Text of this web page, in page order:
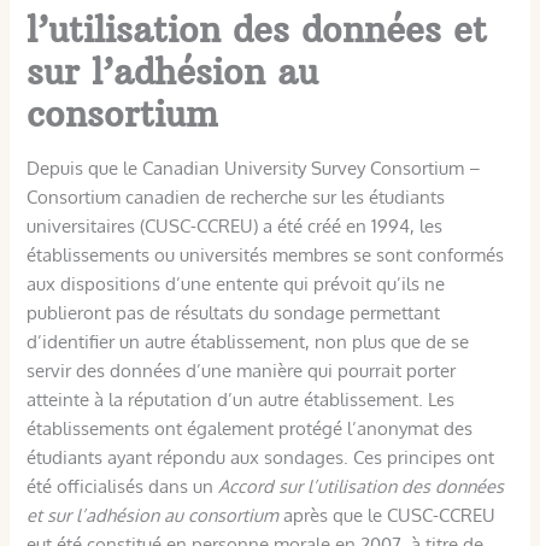
l’utilisation des données et
sur l’adhésion au
consortium
Depuis que le Canadian University Survey Consortium –
Consortium canadien de recherche sur les étudiants
universitaires (CUSC-CCREU) a été créé en 1994, les
établissements ou universités membres se sont conformés
aux dispositions d’une entente qui prévoit qu’ils ne
publieront pas de résultats du sondage permettant
d’identifier un autre établissement, non plus que de se
servir des données d’une manière qui pourrait porter
atteinte à la réputation d’un autre établissement. Les
établissements ont également protégé l’anonymat des
étudiants ayant répondu aux sondages. Ces principes ont
été officialisés dans un Accord sur l’utilisation des données
et sur l’adhésion au consortiumaprès que le CUSC-CCREU